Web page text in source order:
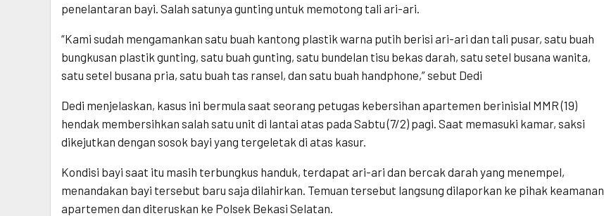
penelantaran bayi. Salah satunya gunting untuk memotong tali ari-ari.
“Kami sudah mengamankan satu buah kantong plastik warna putih berisi ari-ari dan tali pusar, satu buah
bungkusan plastik gunting, satu buah gunting, satu bundelan tisu bekas darah, satu setel busana wanita,
satu setel busana pria, satu buah tas ransel, dan satu buah handphone,” sebut Dedi
Dedi menjelaskan, kasus ini bermula saat seorang petugas kebersihan apartemen berinisial MMR (19)
hendak membersihkan salah satu unit di lantai atas pada Sabtu (7/2) pagi. Saat memasuki kamar, saksi
dikejutkan dengan sosok bayi yang tergeletak di atas kasur.
Kondisi bayi saat itu masih terbungkus handuk, terdapat ari-ari dan bercak darah yang menempel,
menandakan bayi tersebut baru saja dilahirkan. Temuan tersebut langsung dilaporkan ke pihak keamanan
apartemen dan diteruskan ke Polsek Bekasi Selatan.